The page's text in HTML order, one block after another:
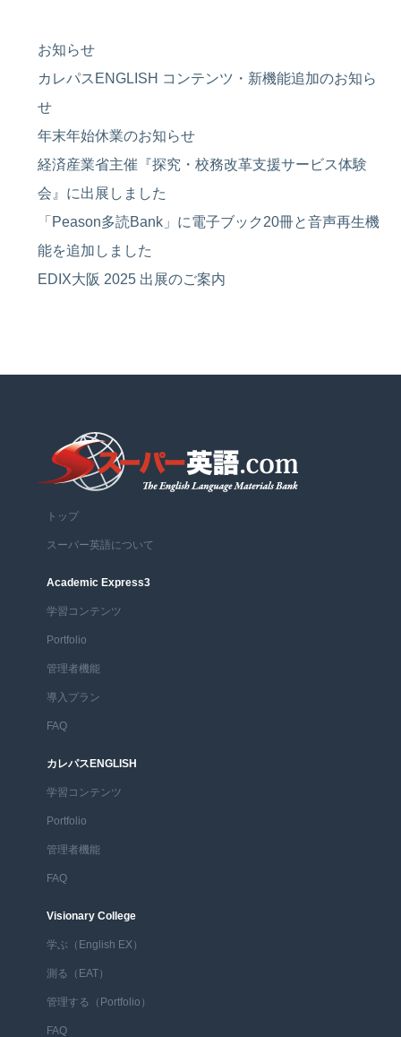
お知らせ
カレパスENGLISH コンテンツ・新機能追加のお知ら
せ
年末年始休業のお知らせ
経済産業省主催『探究・校務改革支援サービス体験
会』に出展しました
「Peason多読Bank」に電子ブック20冊と音声再生機
能を追加しました
EDIX大阪 2025 出展のご案内
トップ
スーパー英語について
Academic Express3
学習コンテンツ
Portfolio
管理者機能
導入プラン
FAQ
カレパスENGLISH
学習コンテンツ
Portfolio
管理者機能
FAQ
Visionary College
学ぶ（English EX）
測る（EAT）
管理する（Portfolio）
FAQ